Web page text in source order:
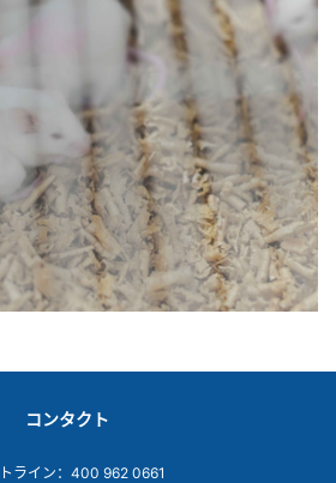
コンタクト
ライン：400 962 0661